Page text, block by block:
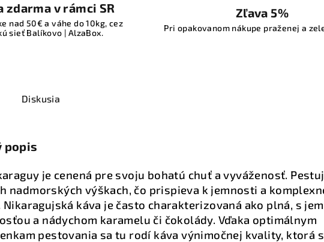
zdarma v rámci SR
nad 50€ a váhe do 10kg, cez
sieť Balíkovo | AlzaBox.
Zľava 5%
Pri opakovanom nákupe praženej a
Diskusia
popis
je cenená pre svoju bohatú chuť a vyváženosť.
nadmorských výškach, čo prispieva k jemnosti a
Nikaragujská káva je často charakterizovaná ako plná, s
a nádychom karamelu či čokolády. Vďaka optimálnym
pestovania sa tu rodí káva výnimočnej kvality, ktorá